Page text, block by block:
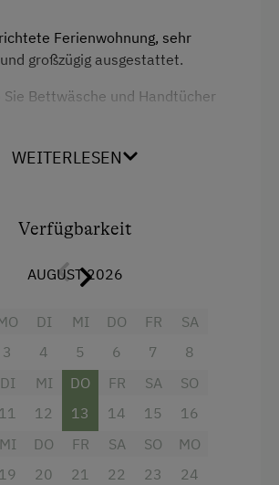
Ferienwohnung, sehr
großzügig ausgestattet.
Bettwäsche und Handtücher
Terrasse
Internetanschluss
WEITERLESEN
Verfügbarkeit
AUGUST 2026
3
DI
4
MI
5
DO
6
FR
7
SA
8
DI
11
MI
12
DO
13
FR
14
SA
15
SO
16
MI
19
DO
20
FR
21
SA
22
SO
23
MO
24